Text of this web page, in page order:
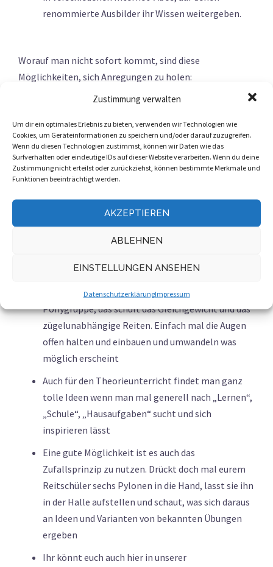
Zustimmung verwalten
Um dir ein optimales Erlebnis zu bieten, verwenden wir Technologien wie
Cookies, um Geräteinformationen zu speichern und/oder darauf zuzugreifen.
Wenn du diesen Technologien zustimmst, können wir Daten wie das
Surfverhalten oder eindeutige IDs auf dieser Website verarbeiten. Wenn du deine
Zustimmung nicht erteilst oder zurückziehst, können bestimmte Merkmale und
Funktionen beeinträchtigt werden.
AKZEPTIEREN
ABLEHNEN
EINSTELLUNGEN ANSEHEN
DatenschutzerklärungImpressum
renommierte Ausbilder ihr Wissen weitergeben.
Worauf man nicht sofort kommt, sind diese
Möglichkeiten, sich Anregungen zu holen:
Parcourskizzen: Egal ob den kompletten Parcours,
Einzelteile davon oder auf ganz anderer Höhe
aufgebaut als eigentlich vorgesehen, hier findet
man immer wieder interessante Linien oder
technische Herausforderungen für seine Schüler
Sportarten. Slalom im Fußball, klar können wir
auch auf dem Pferd mal üben. Aufwärmübungen
vor dem Reiten? Gehört eigentlich in jeder anderen
organisieren. Wurf- und Zielübungen für die
Ponygruppe, das schult das Gleichgewicht und das
zügelunabhängige Reiten. Einfach mal die Augen
offen halten und einbauen und umwandeln was
möglich erscheint
Auch für den Theorieunterricht findet man ganz
tolle Ideen wenn man mal generell nach „Lernen“,
„Schule“, „Hausaufgaben“ sucht und sich
inspirieren lässt
Eine gute Möglichkeit ist es auch das
Zufallsprinzip zu nutzen. Drückt doch mal eurem
Reitschüler sechs Pylonen in die Hand, lasst sie ihn
in der Halle aufstellen und schaut, was sich daraus
an Ideen und Varianten von bekannten Übungen
ergeben
Ihr könnt euch auch hier in unserer